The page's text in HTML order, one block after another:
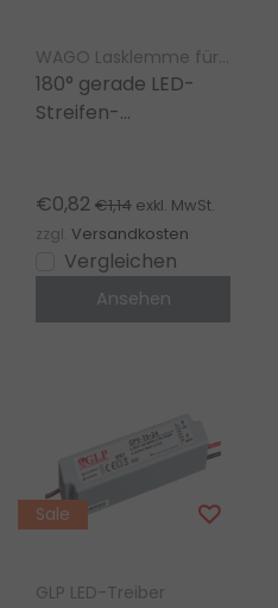
WAGO Lasklemme für LED-Beleuchtung
180° gerade LED-
Streifen-
WAGO
€0,82 €1,14 exkl. MwSt.
zzgl. Versandkosten
Vergleichen
Ansehen
Sale
GLP LED-Treiber